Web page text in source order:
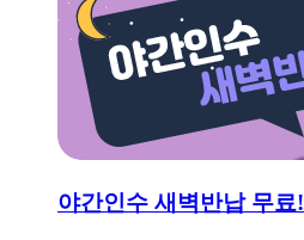
야간인수 새벽반납 무료!